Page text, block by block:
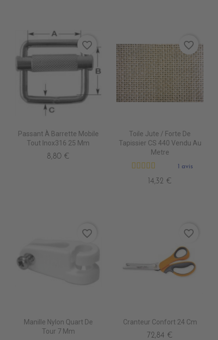
Passant À Barrette Mobile
Tout Inox316 25 Mm
8,80 €
favorite_border
Toile Jute / Forte De
Tapissier CS 440 Vendu Au
Metre
1 avis
14,32 €
favorite_border
Manille Nylon Quart De
Tour 7 Mm
favorite_border
Cranteur Confort 24 Cm
72,84 €
favorite_border